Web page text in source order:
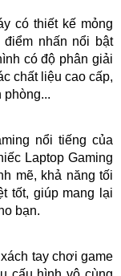
có thiết kế mỏng
nhấn nổi bật
có độ phân giải
chất liệu cao cấp,
phòng...
nổi tiếng của
Laptop Gaming
mẽ, khả năng tối
tốt, giúp mang lại
bạn.
tay chơi game